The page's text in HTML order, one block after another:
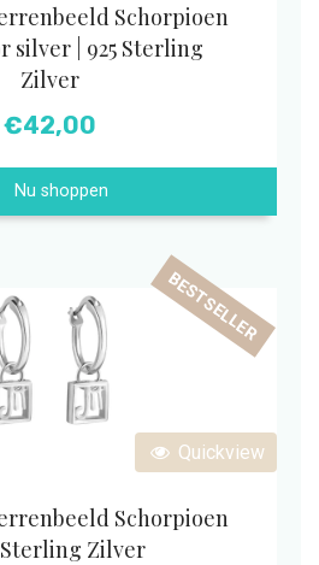
Schorpioen
silver | 925 Sterling
Zilver
€42,00
Nu shoppen
Quickview
BESTSELLER
Schorpioen
Sterling Zilver